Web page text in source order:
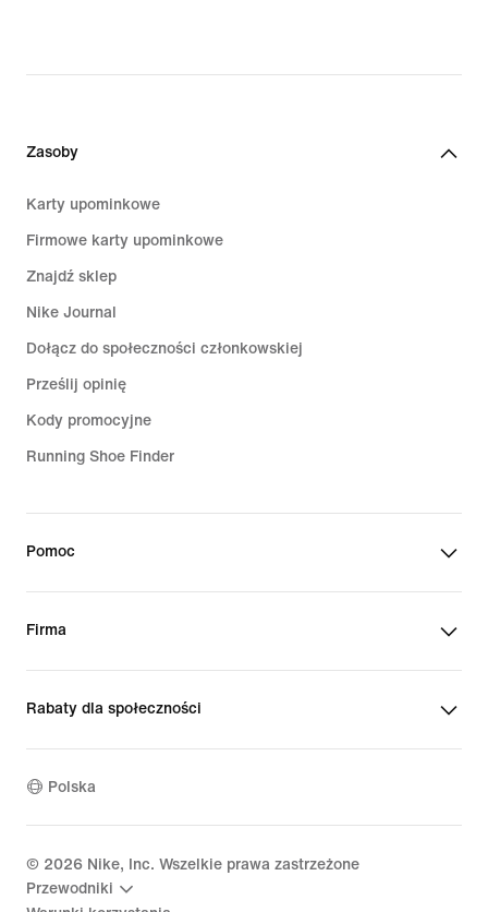
Zasoby
Karty upominkowe
Firmowe karty upominkowe
Znajdź sklep
Nike Journal
Dołącz do społeczności członkowskiej
Prześlij opinię
Kody promocyjne
Running Shoe Finder
Pomoc
Firma
Rabaty dla społeczności
Polska
© 2026 Nike, Inc. Wszelkie prawa zastrzeżone
Przewodniki